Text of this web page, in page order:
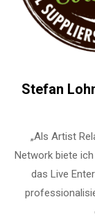
Stefan
„Als Artist
Network biete
das Live